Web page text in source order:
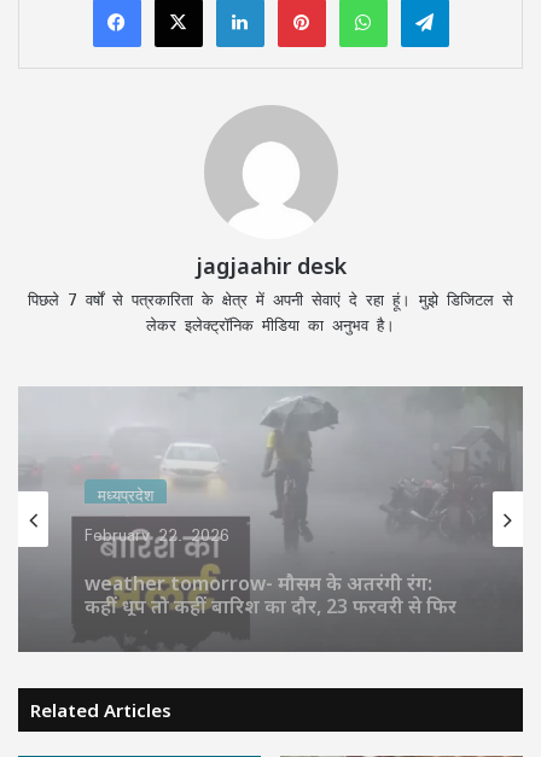
jagjaahir desk
पिछले 7 वर्षों से पत्रकारिता के क्षेत्र में अपनी सेवाएं दे रहा हूं। मुझे डिजिटल से
लेकर इलेक्ट्रॉनिक मीडिया का अनुभव है।
मध्यप्रदेश
February 22, 2026
weather tomorrow- मौसम के अतरंगी रंग:
मध्यप्रदेश
February 22, 2026
Mp Excise Policy 2026- नई आबकारी नीति,
शराब के शौकीनों की जेब होगी ढीली, नर्मदा तट
और पवित्र शहरों में पाबंदी बरकरार
Related Articles